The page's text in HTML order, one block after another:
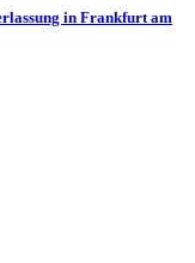
in Frankfurt am